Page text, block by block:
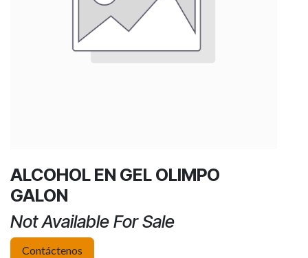
ALCOHOL EN GEL OLIMPO
GALON
Not Available For Sale
Contáctenos